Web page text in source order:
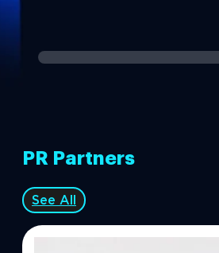
PR Partners
See All